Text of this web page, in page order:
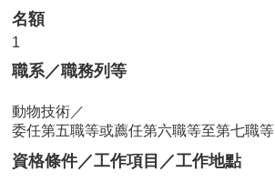
人
事
法
規
常
用
表
單
名額
1
職系／職務列等
動物技術／
委任第五職等或薦任第六職等至第七職等
資格條件／工作項目／工作地點